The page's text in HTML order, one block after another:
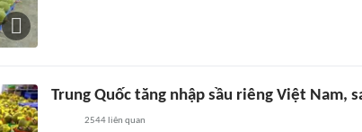
Trung Quốc tăng nhập sầu riêng Việt Nam,
2544liên quan